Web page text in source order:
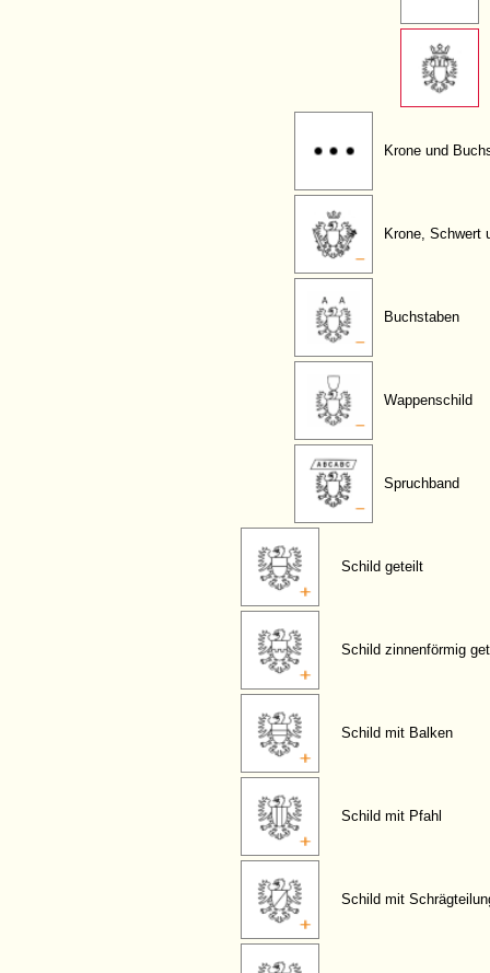
Krone und
Krone, Schwert
Buchstaben
Wappenschild
Spruchband
Schild geteilt
Schild zinnenförmig
Schild mit Balken
Schild mit Pfahl
Schild mit